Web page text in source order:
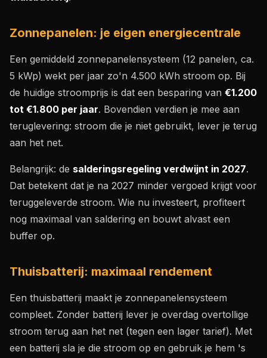
Zonnepanelen: je eigen energiecentrale
Een gemiddeld zonnepanelensysteem (12 panelen, ca.
5 kWp) wekt per jaar zo'n 4.500 kWh stroom op. Bij
de huidige stroomprijs is dat een besparing van €1.200
tot €1.800 per jaar. Bovendien verdien je mee aan
teruglevering: stroom die je niet gebruikt, lever je terug
aan het net.
Belangrijk: de salderingsregeling verdwijnt in 2027.
Dat betekent dat je na 2027 minder vergoed krijgt voor
teruggeleverde stroom. Wie nu investeert, profiteert
nog maximaal van saldering en bouwt alvast een
buffer op.
Thuisbatterij: maximaal rendement
Een thuisbatterij maakt je zonnepanelensysteem
compleet. Zonder batterij lever je overdag overtollige
stroom terug aan het net (tegen een lager tarief). Met
een batterij sla je die stroom op en gebruik je hem 's